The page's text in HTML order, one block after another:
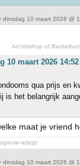
dinsdag 10 maart 2026 @
Archbishop of
10 maart 2026 14:52
qua prijs en
is het belangrijk
maat je vriend
adept
dinsdag 10 maart 2026 @